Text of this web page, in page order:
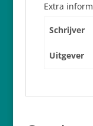
Extra
Schrijver
Uitgever